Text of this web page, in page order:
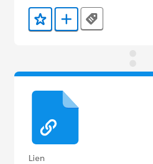
organisations.
Ajouter aux favoris
Ajouter au Trailmix
Tags
Lien